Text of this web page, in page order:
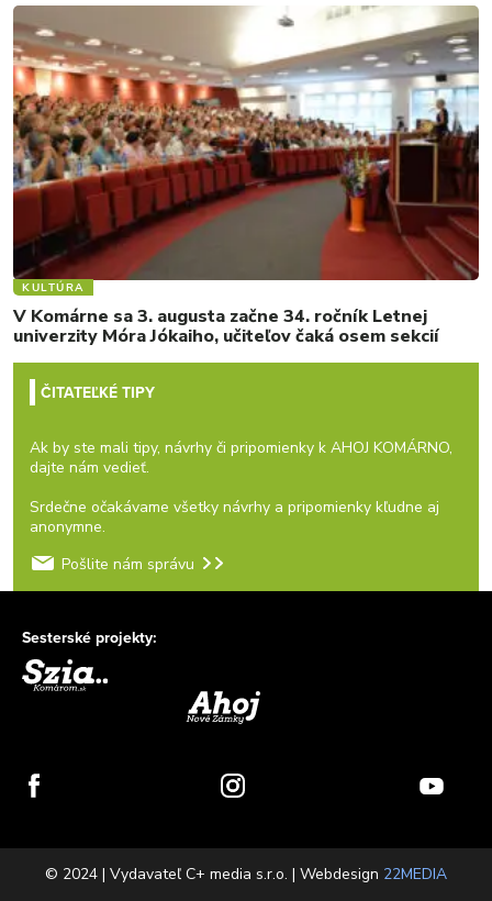
KULTÚRA
V Komárne sa 3. augusta začne 34. ročník Letnej
univerzity Móra Jókaiho, učiteľov čaká osem sekcií
ČITATEĽKÉ TIPY
Ak by ste mali tipy, návrhy či pripomienky k AHOJ KOMÁRNO,
dajte nám vedieť.
Srdečne očakávame všetky návrhy a pripomienky kľudne aj
anonymne.
Pošlite nám správu
Sesterské projekty:
© 2024 | Vydavateľ C+ media s.r.o. | Webdesign 22MEDIA